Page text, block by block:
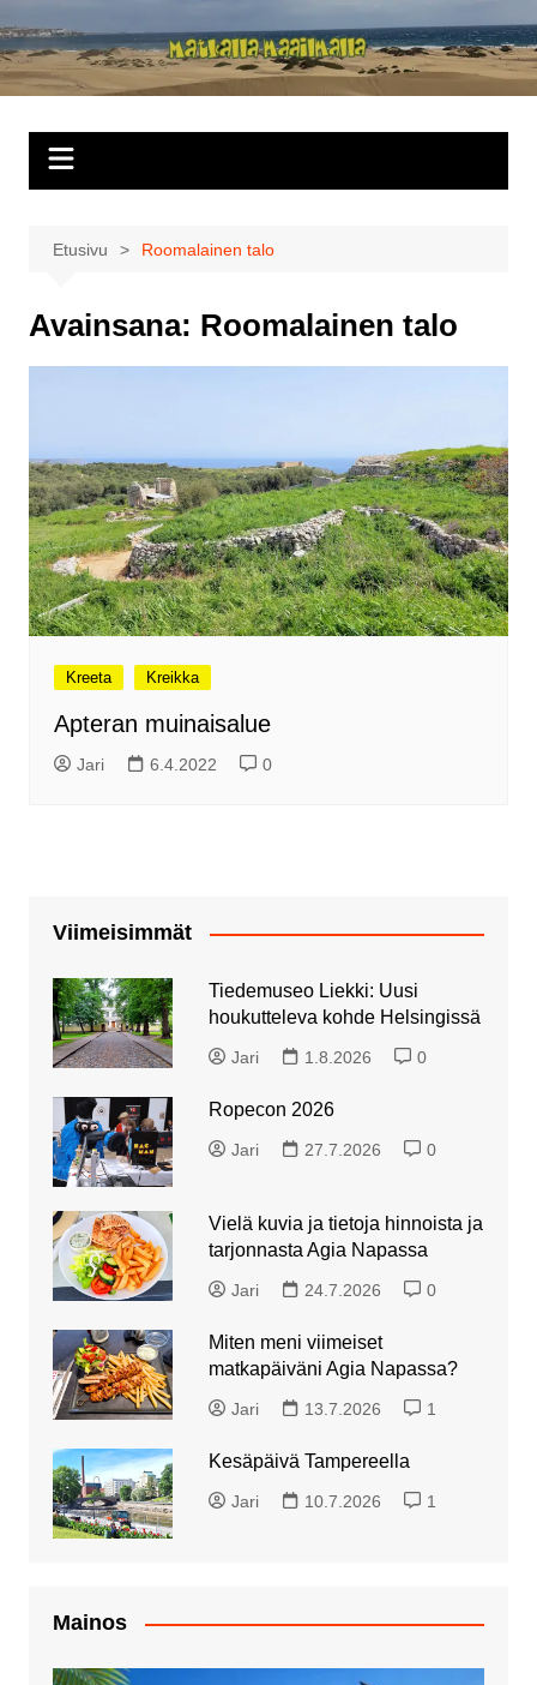
sisältöön
Matkalla
maailmalla
Etusivu Roomalainen talo
Avainsana: Roomalainen talo
Kreeta Kreikka
Apteran muinaisalue
Jari 6.4.2022 0
Viimeisimmät
Tiedemuseo Liekki: Uusi
houkutteleva kohde Helsingissä
Jari 1.8.2026 0
Ropecon 2026
Jari 27.7.2026 0
Vielä kuvia ja tietoja hinnoista ja
tarjonnasta Agia Napassa
Jari 24.7.2026 0
Miten meni viimeiset
matkapäiväni Agia Napassa?
Jari 13.7.2026 1
Kesäpäivä Tampereella
Jari 10.7.2026 1
Mainos